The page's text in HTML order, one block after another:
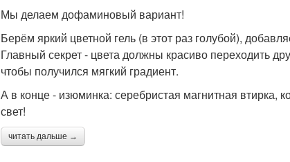
Мы делаем дофаминовый вариант!
Берём яркий цветной гель (в этот раз голубой),
Главный секрет - цвета должны красиво переходить
чтобы получился мягкий градиент.
А в конце - изюминка: серебристая магнитная втирка,
свет!
читать дальше →